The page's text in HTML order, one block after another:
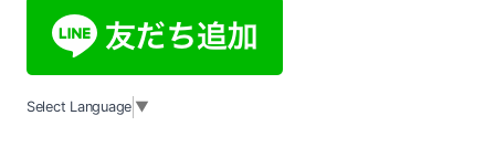
Select Language ▼